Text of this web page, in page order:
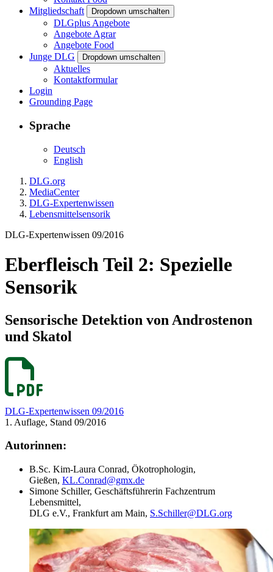
Mitgliedschaft
Dropdown umschalten
DLGplus Angebote
Angebote Agrar
Angebote Food
Junge DLG
Dropdown umschalten
Aktuelles
Kontaktformular
Login
Grounding Page
Sprache
Deutsch
English
DLG.org
MediaCenter
DLG-Expertenwissen
Lebensmittelsensorik
DLG-Expertenwissen 09/2016
Eberfleisch Teil 2: Spezielle
Sensorik
Sensorische Detektion von Androstenon
und Skatol
DLG-Expertenwissen 09/2016
1. Auflage, Stand 09/2016
Autorinnen:
B.Sc. Kim-Laura Conrad, Ökotrophologin,
Gießen, KL.Conrad@gmx.de
Simone Schiller, Geschäftsführerin Fachzentrum
Lebensmittel,
DLG e.V., Frankfurt am Main, S.Schiller@DLG.org